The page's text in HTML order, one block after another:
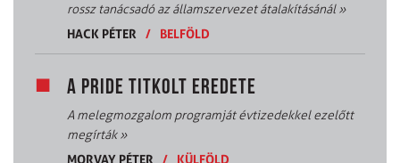
rossz tanácsadó az államszervezet átalakításánál»
HACK PÉTER
/ BELFÖLD
A PRIDE TITKOLT EREDETE
A melegmozgalom programját évtizedekkel ezelőtt
megírták»
MORVAY PÉTER
/ KÜLFÖLD